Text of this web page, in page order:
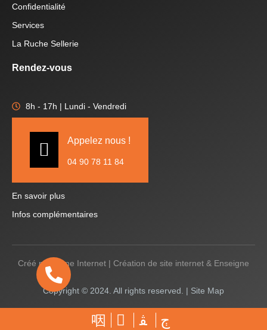
Confidentialité
Services
La Ruche Sellerie
Rendez-vous
8h - 17h | Lundi - Vendredi
Appelez nous !
04 90 78 11 84
En savoir plus
Infos complémentaires
Créé par Icone Internet | Création de site internet & Enseigne
Copyright © 2024. All rights reserved. | Site Map